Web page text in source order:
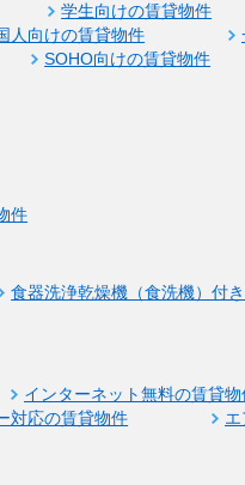
学生向けの賃貸物件
人向けの賃貸物件
SOHO向けの賃貸物件
件
食器洗浄乾燥機（食洗機）付
インターネット無料の賃貸物
対応の賃貸物件 エ